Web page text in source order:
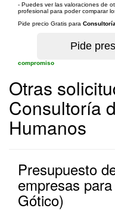
- Puedes ver las valoraciones de
profesional para poder comparar
Pide precio Gratis para
compromiso
Otras
Consultoría
Humanos
Presupuesto
empresas
Gótico)